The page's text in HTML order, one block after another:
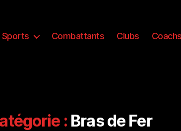
Sports Combattants Clubs
: Bras de Fer